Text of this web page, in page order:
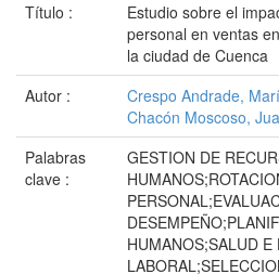
Título :
Estudio sobre el
personal en ventas
la ciudad de Cuenca
Autor :
Crespo Andrade,
Chacón Moscoso,
Palabras
clave :
GESTION DE
HUMANOS;SALUD E